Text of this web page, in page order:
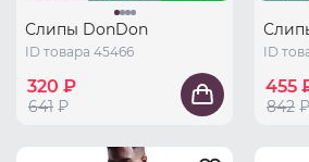
Слипы DonDon
ID товара 45466
320 ₽
641 ₽
ID
455
842 ₽